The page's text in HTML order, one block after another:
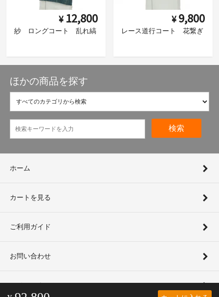
¥ 12,800
紗 ロングコート 乱れ縞
¥ 9,800
レース道行コート 花繋ぎ
ほかの商品を探す
検索
ホーム
カートを見る
ご利用ガイド
お問い合わせ
マイアカウント